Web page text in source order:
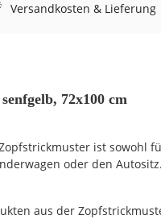
Versandkosten & Lieferung
72x100 cm
ist sowohl
oder den
aus der